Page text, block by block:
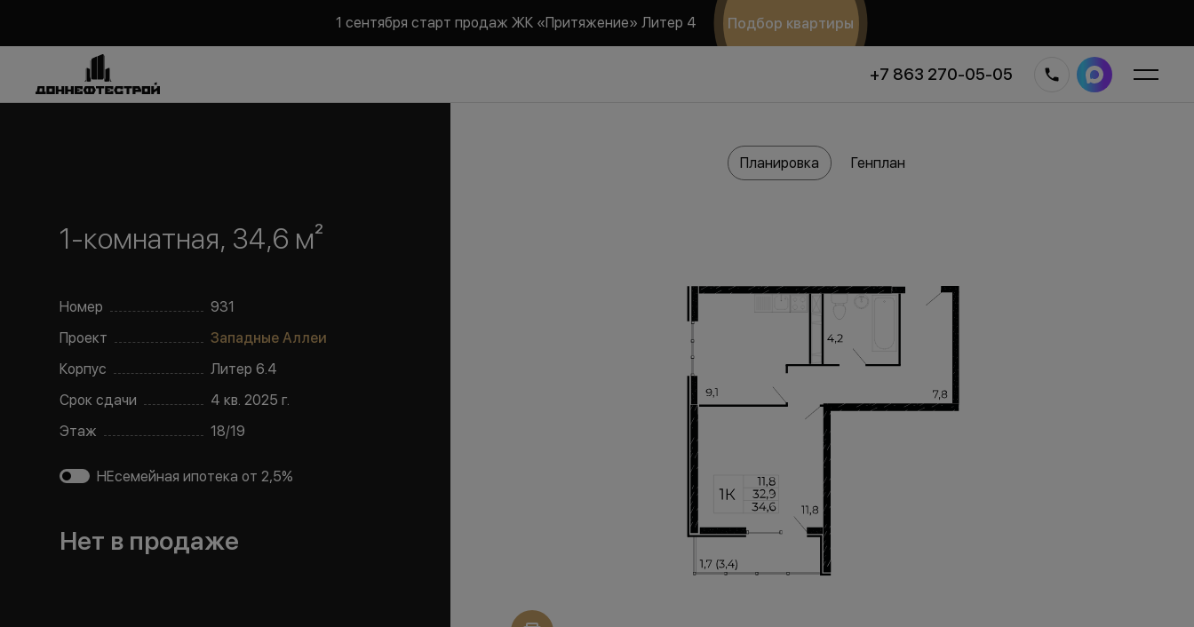
1 сентября старт продаж ЖК «Притяжение» Литер 4 Подбор квартиры
+7 863 270-05-05
1-комнатная, 34,6 м²
Номер
931
Проект
Западные Аллеи
Корпус
Литер6.4
Срок сдачи
4 кв. 2025 г.
Этаж
18/19
НЕсемейная ипотека от 2,5%
Нет в продаже
Планировка Генплан